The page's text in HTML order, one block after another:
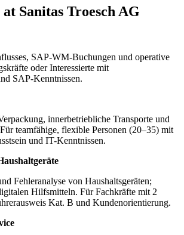
Sanitas Troesch AG
SAP-WM-Buchungen und operative
oder Interessierte mit
SAP-Kenntnissen.
innerbetriebliche Transporte und
teamfähige, flexible Personen (20–35) mit
und IT-Kenntnissen.
Fehleranalyse von Haushaltsgeräten;
Hilfsmitteln. Für Fachkräfte mit 2
Kat. B und Kundenorientierung.